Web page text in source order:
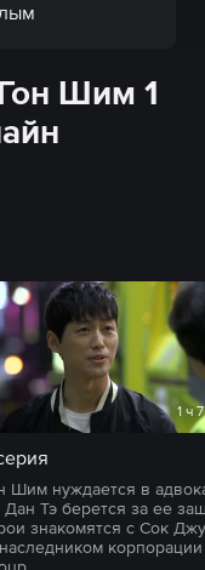
Шим 1
1 ч
Шим нуждается в
Тэ берется за ее
знакомятся с Сок
корпорации